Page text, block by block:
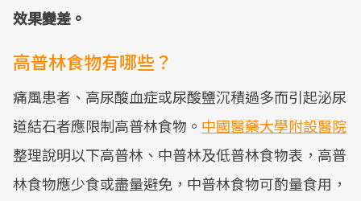
效果變差。
高普林食物有哪些？
痛風患者、高尿酸血症或尿酸鹽沉積過多而引起泌尿
道結石者應限制高普林食物。 中國醫藥大學附設醫院
整理說明以下高普林、中普林及低普林食物表，高普
林食物應少食或盡量避免，中普林食物可酌量食用，